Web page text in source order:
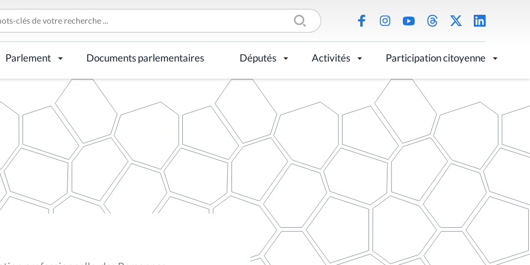
Parlement Documents parlementaires Députés Activités Participation citoyenne